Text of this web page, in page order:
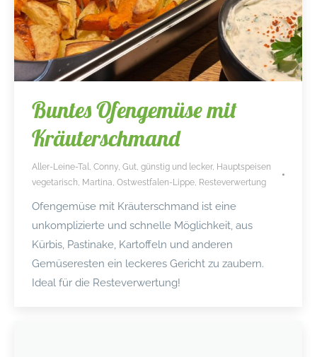
Buntes Ofengemüse mit
Kräuterschmand
Aller-Leine-Tal, Conny, Gut, günstig und lecker, Hauptspeisen
vegetarisch, Martina, Ostwestfalen-Lippe, Resteverwertung
Ofengemüse mit Kräuterschmand ist eine
unkomplizierte und schnelle Möglichkeit, aus
Kürbis, Pastinake, Kartoffeln und anderen
Gemüseresten ein leckeres Gericht zu zaubern.
Ideal für die Resteverwertung!